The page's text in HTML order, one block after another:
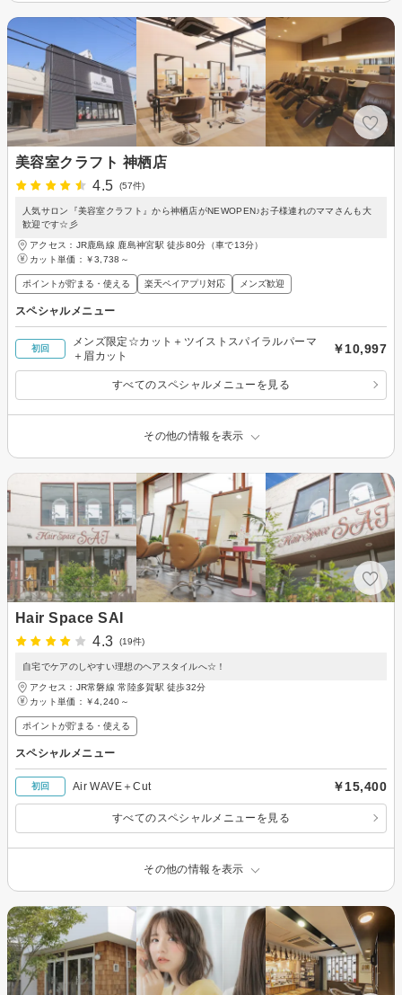
美容室クラフト 神栖店
4.5
(57件)
人気サロン『美容室クラフト』から神栖店がNEWOPEN♪お子様連れのママさんも大
歓迎です☆彡
アクセス：JR鹿島線 鹿島神宮駅 徒歩80分（車で13分）
カット単価： ￥3,738～
ポイントが貯まる・使える 楽天ペイアプリ対応 メンズ歓迎
スペシャルメニュー
初回
メンズ限定☆カット＋ツイストスパイラルパーマ
＋眉カット
￥10,997
すべてのスペシャルメニューを見る
その他の情報を表示
Hair Space SAI
4.3
(19件)
自宅でケアのしやすい理想のヘアスタイルへ☆！
アクセス：JR常磐線 常陸多賀駅 徒歩32分
カット単価： ￥4,240～
ポイントが貯まる・使える
スペシャルメニュー
初回 Air WAVE＋Cut ￥15,400
すべてのスペシャルメニューを見る
その他の情報を表示